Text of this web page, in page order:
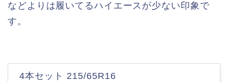
などよりは履いてるハイエースが少ない印象で
す。
4本セット 215/65R16